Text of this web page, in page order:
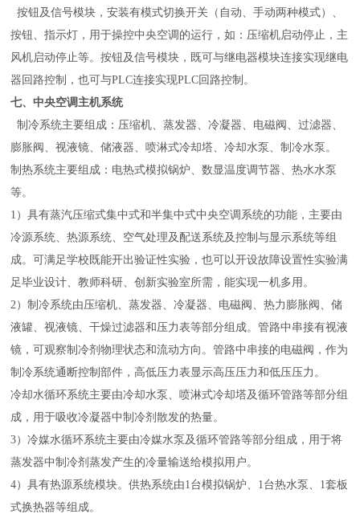
按钮及信号模块，安装有模式切换开关（自动、手动两种模式）、
按钮、指示灯，用于操控中央空调的运行，如：压缩机启动停止，主
风机启动停止等。按钮及信号模块，既可与继电器模块连接实现继电
器回路控制，也可与PLC连接实现PLC回路控制。
七、中央空调主机系统
制冷系统主要组成：压缩机、蒸发器、冷凝器、电磁阀、过滤器、
膨胀阀、视液镜、储液器、喷淋式冷却塔、冷却水泵、制冷水泵。
制热系统主要组成：电热式模拟锅炉、数显温度调节器、热水水泵
等。
1）具有蒸汽压缩式集中式和半集中式中央空调系统的功能，主要由
冷源系统、热源系统、空气处理及配送系统及控制与显示系统等组
成。可满足学校既能开出验证性实验，也可以开设故障设置性实验满
足毕业设计、教师科研、创新实验室所需，能实现一机多用。
2）制冷系统由压缩机、蒸发器、冷凝器、电磁阀、热力膨胀阀、储
液罐、视液镜、干燥过滤器和压力表等部分组成。管路中串接有视液
镜，可观察制冷剂物理状态和流动方向。管路中串接的电磁阀，作为
制冷系统通断控制部件，高低压力表显示高压压力和低压压力。
冷却水循环系统主要由冷却水泵、喷淋式冷却塔及循环管路等部分组
成，用于吸收冷凝器中制冷剂散发的热量。
3）冷媒水循环系统主要由冷媒水泵及循环管路等部分组成，用于将
蒸发器中制冷剂蒸发产生的冷量输送给模拟用户。
4）具有热源系统模块。供热系统由1台模拟锅炉、1台热水泵、1套板
式换热器等组成。